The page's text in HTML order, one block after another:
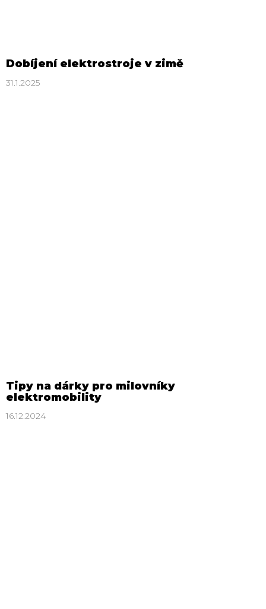
Dobíjení elektrostroje v zimě
31.1.2025
Tipy na dárky pro milovníky
elektromobility
16.12.2024